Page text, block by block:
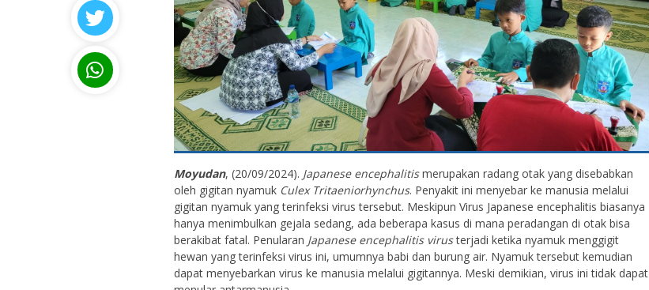
Moyudan, (20/09/2024). Japanese encephalitismerupakan radang otak yang disebabkan
oleh gigitan nyamuk Culex Tritaeniorhynchus. Penyakit ini menyebar ke manusia melalui
gigitan nyamuk yang terinfeksi virus tersebut. Meskipun Virus Japanese encephalitis biasanya
hanya menimbulkan gejala sedang, ada beberapa kasus di mana peradangan di otak bisa
berakibat fatal. Penularan Japanese encephalitis virusterjadi ketika nyamuk menggigit
hewan yang terinfeksi virus ini, umumnya babi dan burung air. Nyamuk tersebut kemudian
dapat menyebarkan virus ke manusia melalui gigitannya. Meski demikian, virus ini tidak dapat